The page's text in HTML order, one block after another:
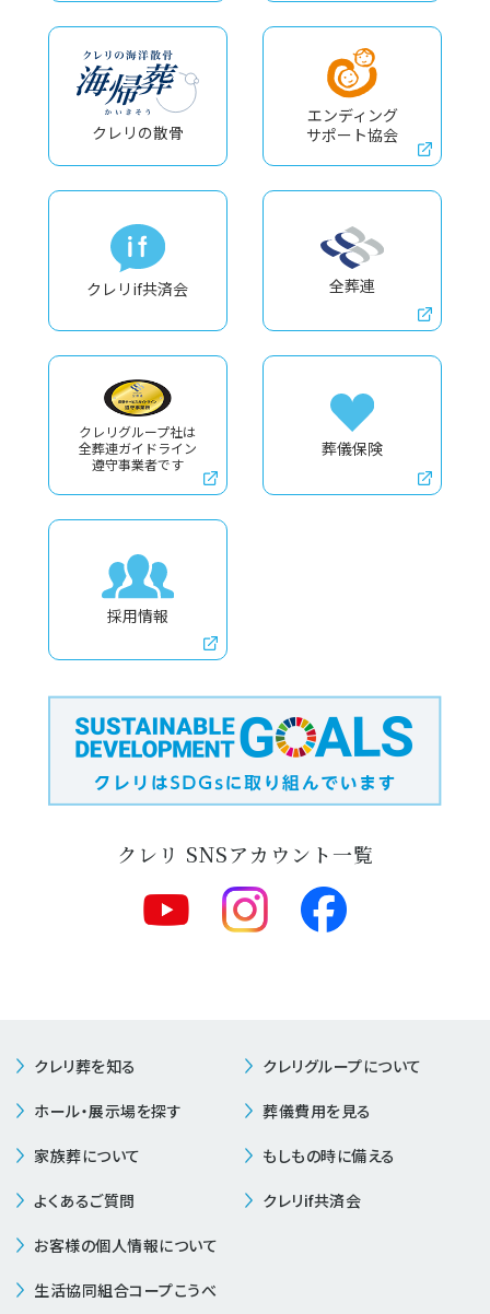
クレリの散骨
エンディング
サポート協会
クレリif共済会 全葬連
クレリグループ社は
全葬連ガイドライン
遵守事業者です
葬儀保険
採用情報
クレリ SNSアカウント一覧
クレリ葬を知る クレリグループについて
ホール・展示場を探す 葬儀費用を見る
家族葬について もしもの時に備える
よくあるご質問 クレリif共済会
お客様の個人情報について
生活協同組合コープこうべ